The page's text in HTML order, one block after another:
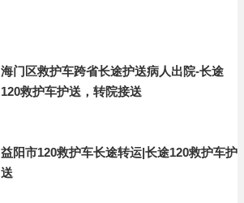
海门区救护车跨省长途护送病人出院-长途
120救护车护送，转院接送
益阳市120救护车长途转运|长途120救护车护
送